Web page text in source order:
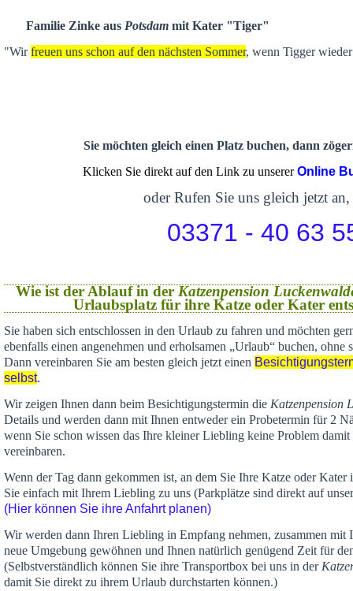
Familie Zinke aus Potsdam mit Kater "Tiger"
"Wirfreuen uns schon auf den nächsten Sommer, wenn Tigger
Sie möchten gleich einen Platz buchen, dann
Klicken Sie direkt auf den Link zu unsererOnline
oder Rufen Sie uns gleich jetzt an,
03371 - 40 63
Wie ist der Ablauf in der Katzenpension
Urlaubsplatz für ihre Katze oder Kater
Sie haben sich entschlossen in den Urlaub zu fahren und möchten
ebenfalls einen angenehmen und erholsamen „Urlaub“ buchen, ohne
Dann vereinbaren Sie am besten gleich jetzt einen
selbst.
Wir zeigen Ihnen dann beim Besichtigungstermin die Katzenpension
Details und werden dann mit Ihnen entweder ein Probetermin für 2
wenn Sie schon wissen das Ihre kleiner Liebling keine Problem
vereinbaren.
Wenn der Tag dann gekommen ist, an dem Sie Ihre Katze oder
Sie einfach mit Ihrem Liebling zu uns (Parkplätze sind direkt auf
(Hier können Sie ihre Anfahrt planen)
Wir werden dann Ihren Liebling in Empfang nehmen, zusammen mit
neue Umgebung gewöhnen und Ihnen natürlich genügend Zeit für
(Selbstverständlich können Sie ihre Transportbox bei uns in der
damit Sie direkt zu ihrem Urlaub durchstarten können.)